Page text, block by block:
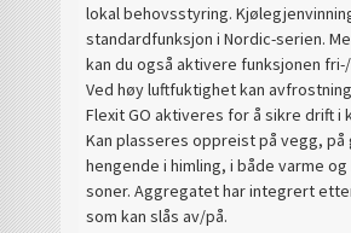
lokal behovsstyring.
standardfunksjon i Nordic-serien.
kan du også aktivere funksjonen
Ved høy luftfuktighet kan
Flexit GO aktiveres for å sikre drift i
Kan plasseres oppreist på vegg, på
hengende i himling, i både varme og
soner.Aggregatet har integrert
som kan slås av/på.